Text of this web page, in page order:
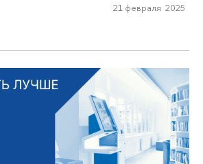
21 февраля 2025